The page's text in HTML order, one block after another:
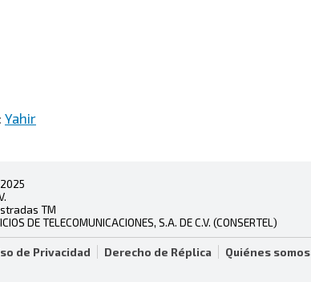
Yahir
TM
DE TELECOMUNICACIONES, S.A. DE C.V. (CONSERTEL)
de Privacidad Derecho de Réplica Quiénes somos